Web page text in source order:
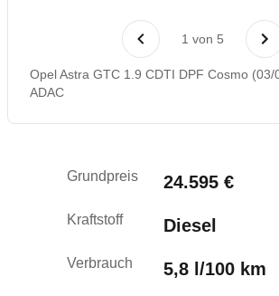
Laufende Kosten
Rückrufe & Mängel
1 von 5
Opel Astra GTC 1.9 CDTI DPF Cosmo (03/
ADAC
Grundpreis 24.595 €
Kraftstoff Diesel
Verbrauch 5,8 l/100 km